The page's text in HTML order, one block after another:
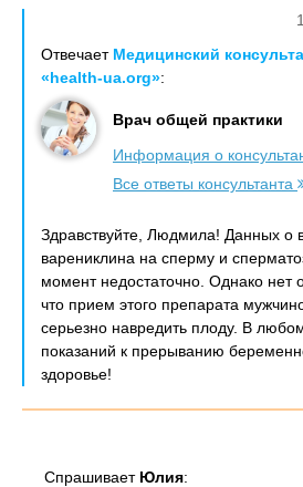
Отвечает Медицинский
«health-ua.org»:
Врач общей практики
Информация о
Все ответы консультанта
Здравствуйте, Людмила! Данных о
варениклина на сперму и
момент недостаточно. Однако нет
что прием этого препарата
серьезно навредить плоду. В
показаний к прерыванию
здоровье!
Спрашивает Юлия: